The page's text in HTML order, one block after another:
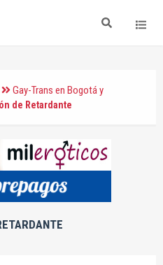
Gay-Trans en Bogotá y
de Retardante